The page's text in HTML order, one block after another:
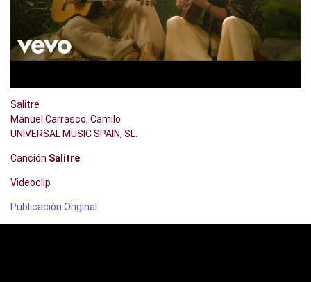
Salitre
Manuel Carrasco, Camilo
UNIVERSAL MUSIC SPAIN, SL.
Canción Salitre
Videoclip
Publicación Original